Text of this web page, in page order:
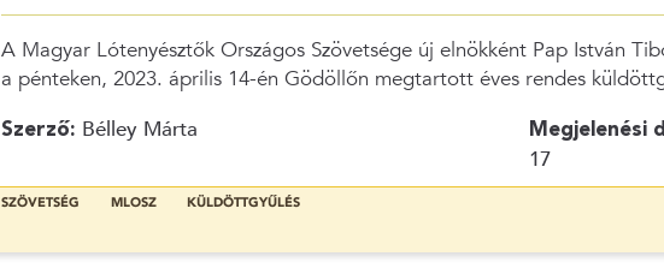
A Magyar Lótenyésztők Országos Szövetsége új elnökként Pap István
a pénteken, 2023. április 14-én Gödöllőn megtartott éves rendes
Szerző: Bélley Márta Megjelenési
17
SZÖVETSÉG MLOSZ KÜLDÖTTGYŰLÉS